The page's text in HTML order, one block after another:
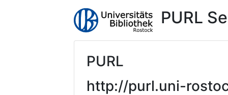
PURL
PURL
http://purl.uni-